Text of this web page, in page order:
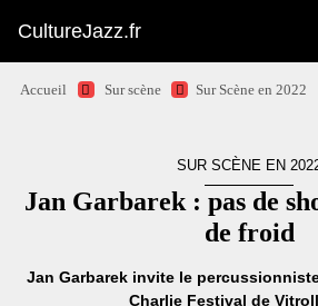
CultureJazz.fr
Accueil Sur scène Sur Scène en 2022
SUR SCÈNE EN
Jan Garbarek : pas de
de froid
Jan Garbarek invite le
Charlie Festival de